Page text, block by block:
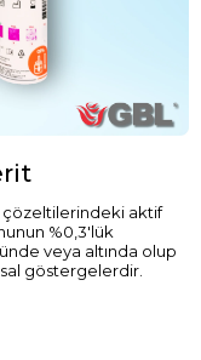
çözeltilerindeki aktif
%0,3'lük
veya altında olup
göstergelerdir.